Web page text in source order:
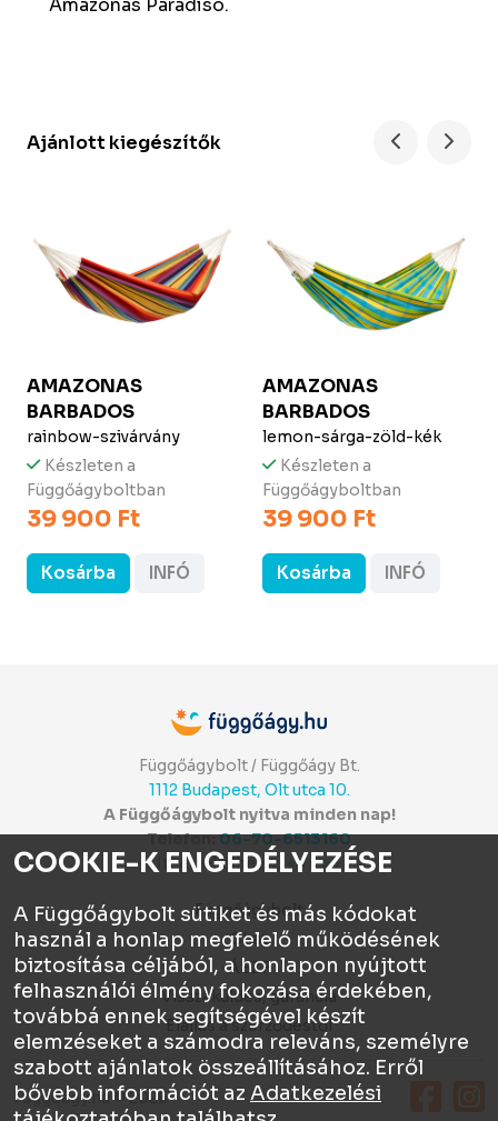
Amazonas Paradiso.
Ajánlott kiegészítők
AMAZONAS
BARBADOS
rainbow-szivárvány
Készleten a
Függőágyboltban
39 900 Ft
Kosárba INFÓ
AMAZONAS
BARBADOS
lemon-sárga-zöld-kék
Készleten a
Függőágyboltban
39 900 Ft
Kosárba INFÓ
Függőágybolt / Függőágy Bt.
1112 Budapest, Olt utca 10.
A Függőágybolt nyitva minden nap!
Telefon:06-70-6513160
Itt értékelhetsz:⭐⭐⭐⭐⭐
Függőágybolt
Chat
ÁSZF
Visszaküldés, garancia
Elállás a szerződéstől
Függőágy.hu © 2026
COOKIE-K ENGEDÉLYEZÉSE
A Függőágybolt sütiket és más kódokat
használ a honlap megfelelő működésének
biztosítása céljából, a honlapon nyújtott
felhasználói élmény fokozása érdekében,
továbbá ennek segítségével készít
elemzéseket a számodra releváns, személyre
szabott ajánlatok összeállításához. Erről
bővebb információt az Adatkezelési